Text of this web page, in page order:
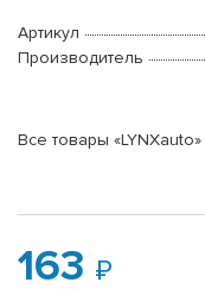
Артикул
Производитель
Все товары «LYNXauto»
163